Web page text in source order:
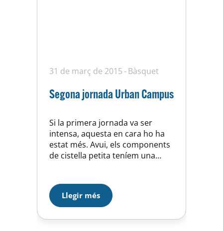
31 de març de 2015 Bàsquet
Segona jornada Urban Campus
Si la primera jornada va ser
intensa, aquesta en cara ho ha
estat més. Avui, els components
de cistella petita teníem una
molt divertida i tothom ha
participat de la sessió amb
moltes ganes. Mentrestant els
participants de l’Excelence
Llegir més